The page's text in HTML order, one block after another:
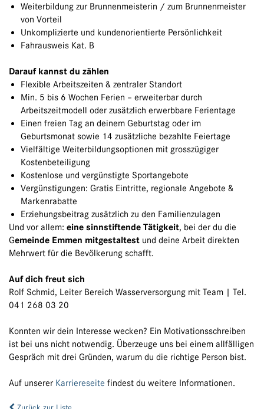
Weiterbildung zur Brunnenmeisterin / zum Brunnenmeister
von Vorteil
Unkomplizierte und kundenorientierte Persönlichkeit
Fahrausweis Kat. B
Darauf kannst du zählen
Flexible Arbeitszeiten & zentraler Standort
Min. 5 bis 6 Wochen Ferien – erweiterbar durch
Arbeitszeitmodell oder zusätzlich erwerbbare Ferientage
Einen freien Tag an deinem Geburtstag oder im
Geburtsmonat sowie 14 zusätzliche bezahlte Feiertage
Vielfältige Weiterbildungsoptionen mit grosszügiger
Kostenbeteiligung
Kostenlose und vergünstigte Sportangebote
Vergünstigungen: Gratis Eintritte, regionale Angebote &
Markenrabatte
Erziehungsbeitrag zusätzlich zu den Familienzulagen
Und vor allem: eine sinnstiftende Tätigkeit, bei der du die
Gemeinde Emmen mitgestaltest und deine Arbeit direkten
Mehrwert für die Bevölkerung schafft.
Auf dich freut sich
Rolf Schmid, Leiter Bereich Wasserversorgung mit Team | Tel.
041 268 03 20
Konnten wir dein Interesse wecken? Ein Motivationsschreiben
ist bei uns nicht notwendig. Überzeuge uns bei einem allfälligen
Gespräch mit drei Gründen, warum du die richtige Person bist.
Auf unserer Karriereseite findest du weitere Informationen.